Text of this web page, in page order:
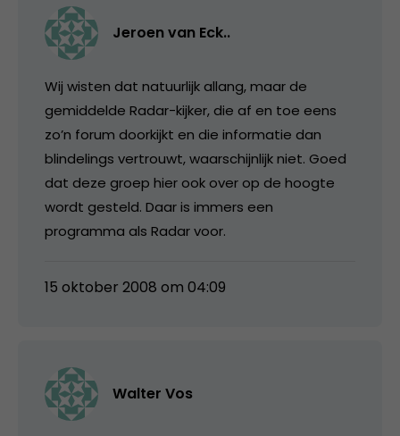
Jeroen van Eck..
Wij wisten dat natuurlijk allang, maar de
gemiddelde Radar-kijker, die af en toe eens
zo’n forum doorkijkt en die informatie dan
blindelings vertrouwt, waarschijnlijk niet. Goed
dat deze groep hier ook over op de hoogte
wordt gesteld. Daar is immers een
programma als Radar voor.
15 oktober 2008 om 04:09
Walter Vos